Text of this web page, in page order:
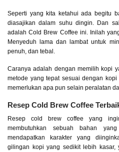
Seperti yang kita ketahui ada begitu
diasajikan dalam suhu dingin. Dan
adalah Cold Brew Coffee ini. Inilah
Menyeduh lama dan lambat untuk
penuh, dan tebal.
Caranya adalah dengan memilih kopi
metode yang tepat sesuai dengan
memerlukan apa pun selain peralatan
Resep Cold Brew Coffee
Resep cold brew coffee yang
membutuhkan sebuah bahan
mendapatkan karakter yang
gilingan kopi yang sedikit lebih kasar,